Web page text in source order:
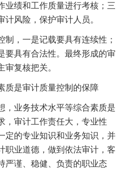
业绩和工作质量进行考核；三
风险，保护审计人员。
制，一是记载要具有连续性；
要具有合法性。最终形成的审
审复核把关。
质是审计质量控制的保障
，业务技术水平等综合素质是
，审计工作责任大，专业性
定的专业知识和业务知识，并
职业道德，做到依法审计，客
严谨、稳健、负责的职业态